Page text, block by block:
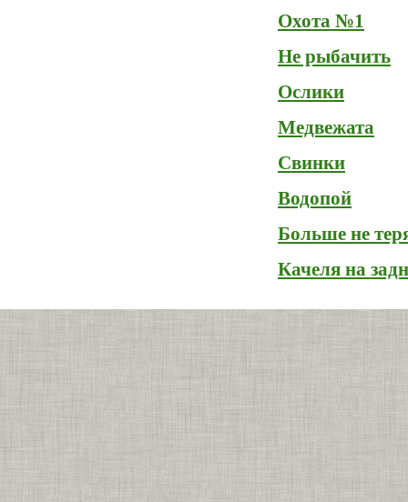
Охота №1
Не рыбачить
Ослики
Медвежата
Свинки
Водопой
Больше не
Качеля на